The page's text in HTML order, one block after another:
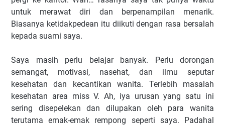
untuk merawat diri dan berpenampilan menarik.
Biasanya ketidakpedean itu diikuti dengan rasa bersalah
kepada suami saya.
Saya masih perlu belajar banyak. Perlu dorongan
semangat, motivasi, nasehat, dan ilmu seputar
kesehatan dan kecantikan wanita. Terlebih masalah
kesehatan area miss V. Ah, iya urusan yang satu ini
sering disepelekan dan dilupakan oleh para wanita
terutama emak-emak rempong seperti saya. Padahal